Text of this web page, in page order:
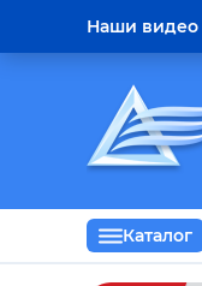
Наши видео
Каталог